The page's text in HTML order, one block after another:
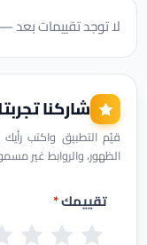
لا توجد تقييمات بعد
شاركنا
قيّم التطبيق واكتب
الظهور، والروابط غير
تقييمك*
ج
م
ض
س